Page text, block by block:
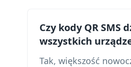
Czy kody QR SMS
wszystkich
Tak, większość